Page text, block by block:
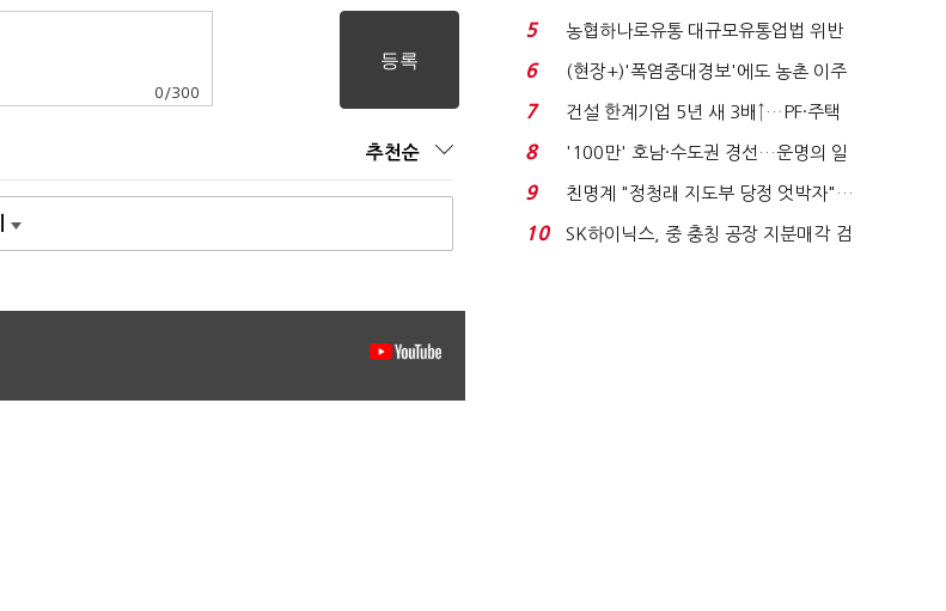
0 /300
추천순
려주는데 우리는 ...
5
농협하나로유통 대규모유통업법 위반
적발…공정위, 과...
6
(현장+)'폭염중대경보'에도 농촌 이주
노동자는 강행군…'야...
7
건설 한계기업 5년 새 3배↑…PF·주택
침체에 재무 ...
8
'100만' 호남·수도권 경선…운명의 일
주일
9
친명계 "정청래 지도부 당정 엇박자"…
친청계 "신천지 오...
10
SK하이닉스, 중 충칭 공장 지분매각 검